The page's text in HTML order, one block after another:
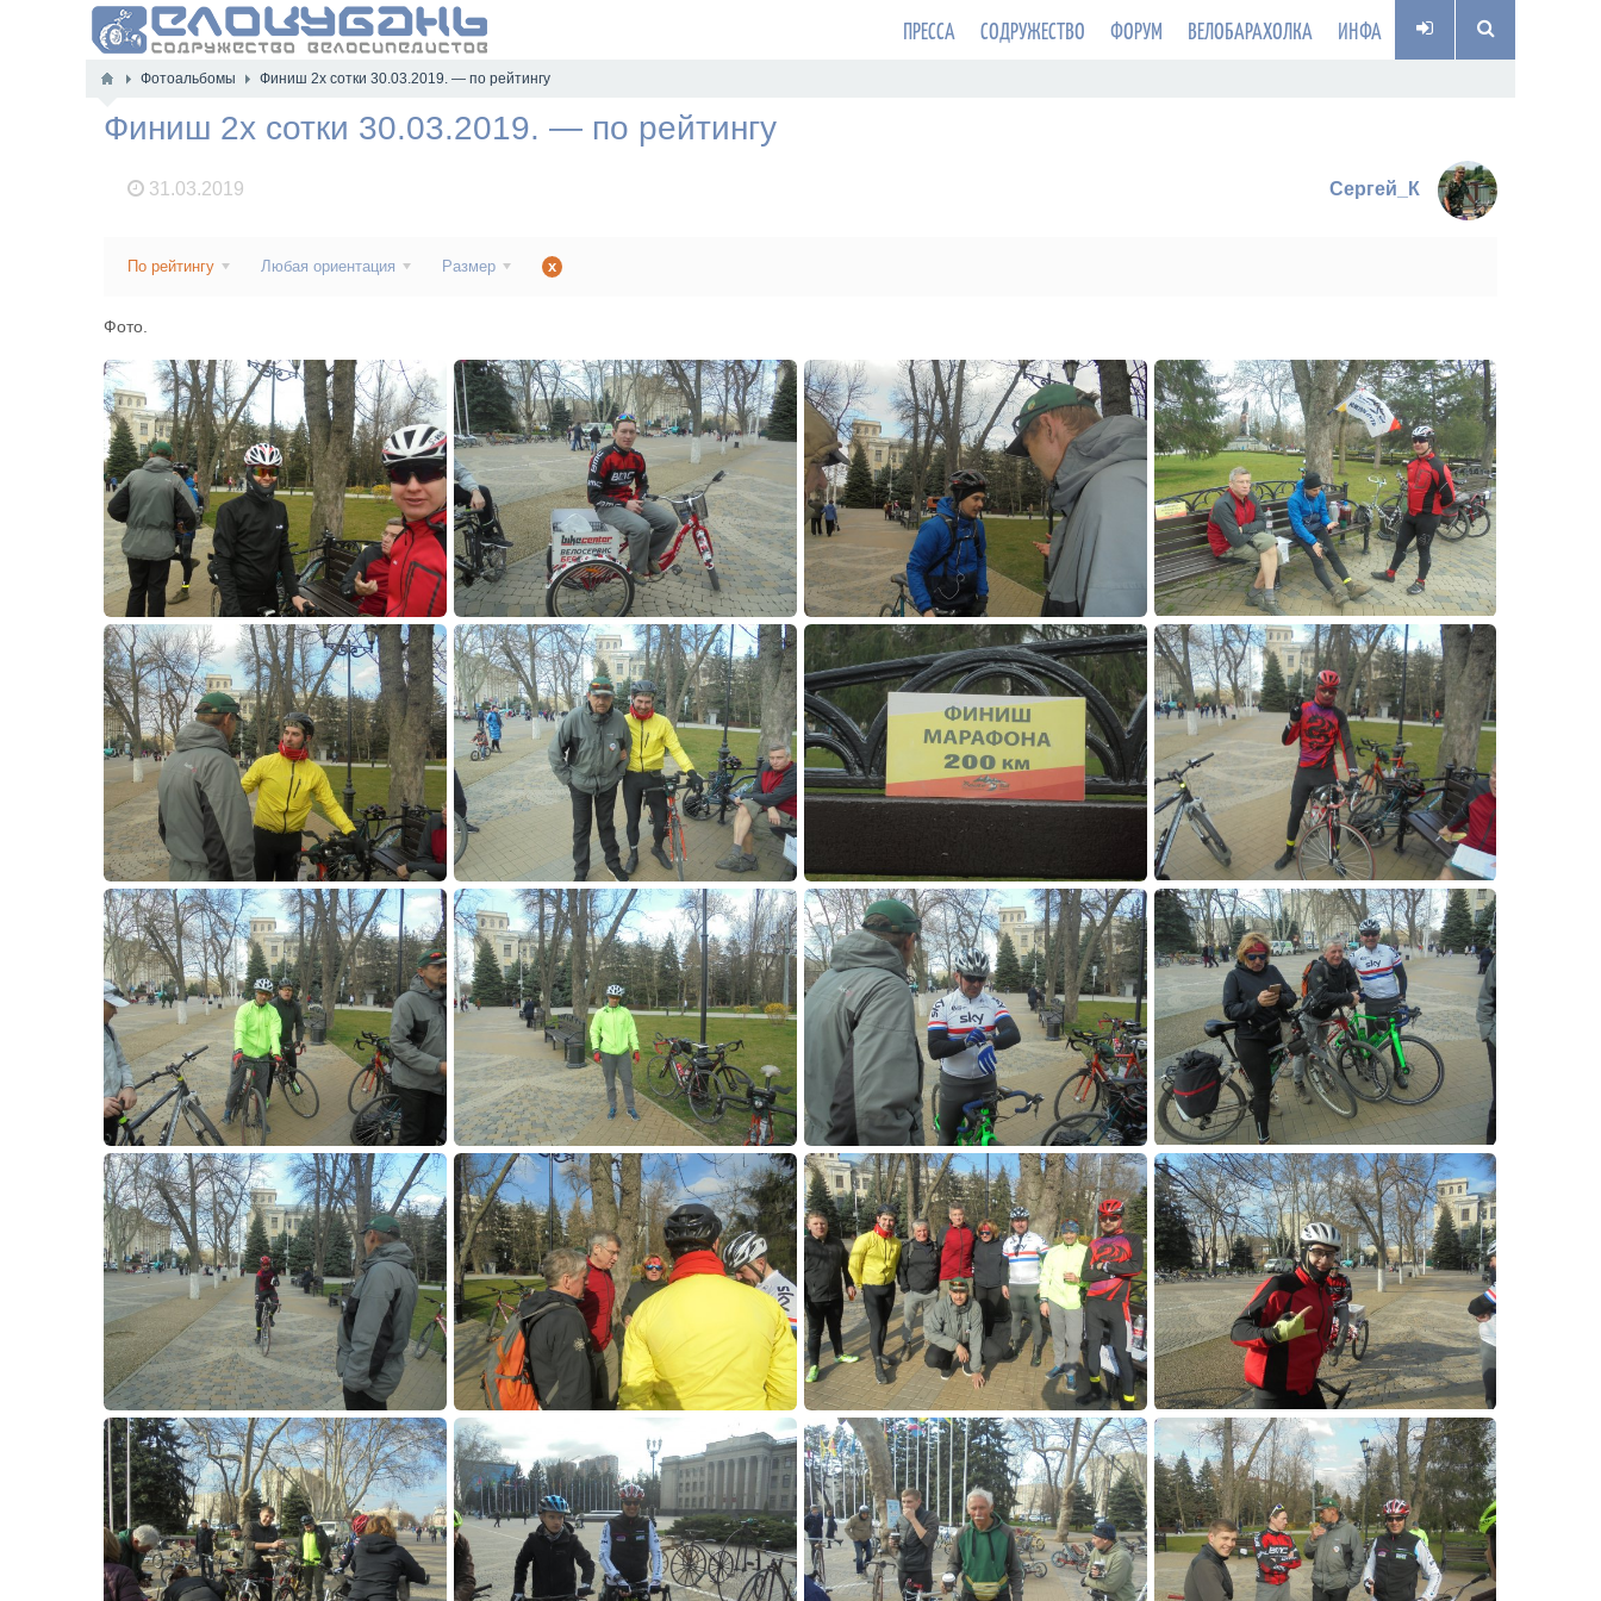
ПРЕССА СОДРУЖЕСТВО ФОРУМ ВЕЛОБАРАХОЛКА ИНФА
Фотоальбомы Финиш 2х сотки 30.03.2019. — по рейтингу
Финиш 2х сотки 30.03.2019. — по рейтингу
31.03.2019 Сергей_К
По рейтингу Любая ориентация Размер x
Фото.